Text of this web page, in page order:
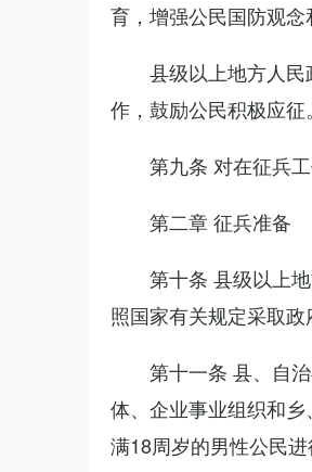
育，增强公民国防观念
县级以上地方人
作，鼓励公民积极应征。
第九条 对在征兵
第二章 征兵准备
第十条 县级以上
照国家有关规定采取政
第十一条 县、自
体、企业事业组织和
满18周岁的男性公民